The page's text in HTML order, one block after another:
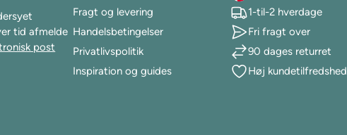
tid afmelde
post
Fragt og levering
Handelsbetingelser
Privatlivspolitik
Inspiration og guides
1-til-2 hverdage
Fri fragt over
90 dages returret
Høj kundetilfredshed